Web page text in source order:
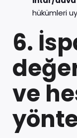
hükümleri
6.
ve